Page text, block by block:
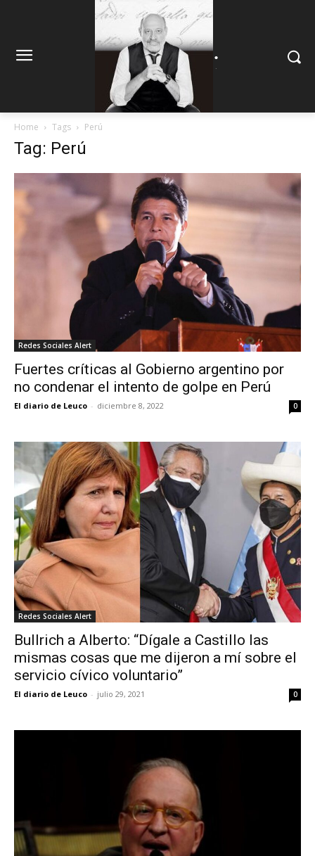
.
Home Tags Perú
Tag: Perú
Redes Sociales Alert
Fuertes críticas al Gobierno argentino por
no condenar el intento de golpe en Perú
El diario de Leuco - diciembre 8, 2022 0
Redes Sociales Alert
Bullrich a Alberto: “Dígale a Castillo las
mismas cosas que me dijeron a mí sobre el
servicio cívico voluntario”
El diario de Leuco - julio 29, 2021 0